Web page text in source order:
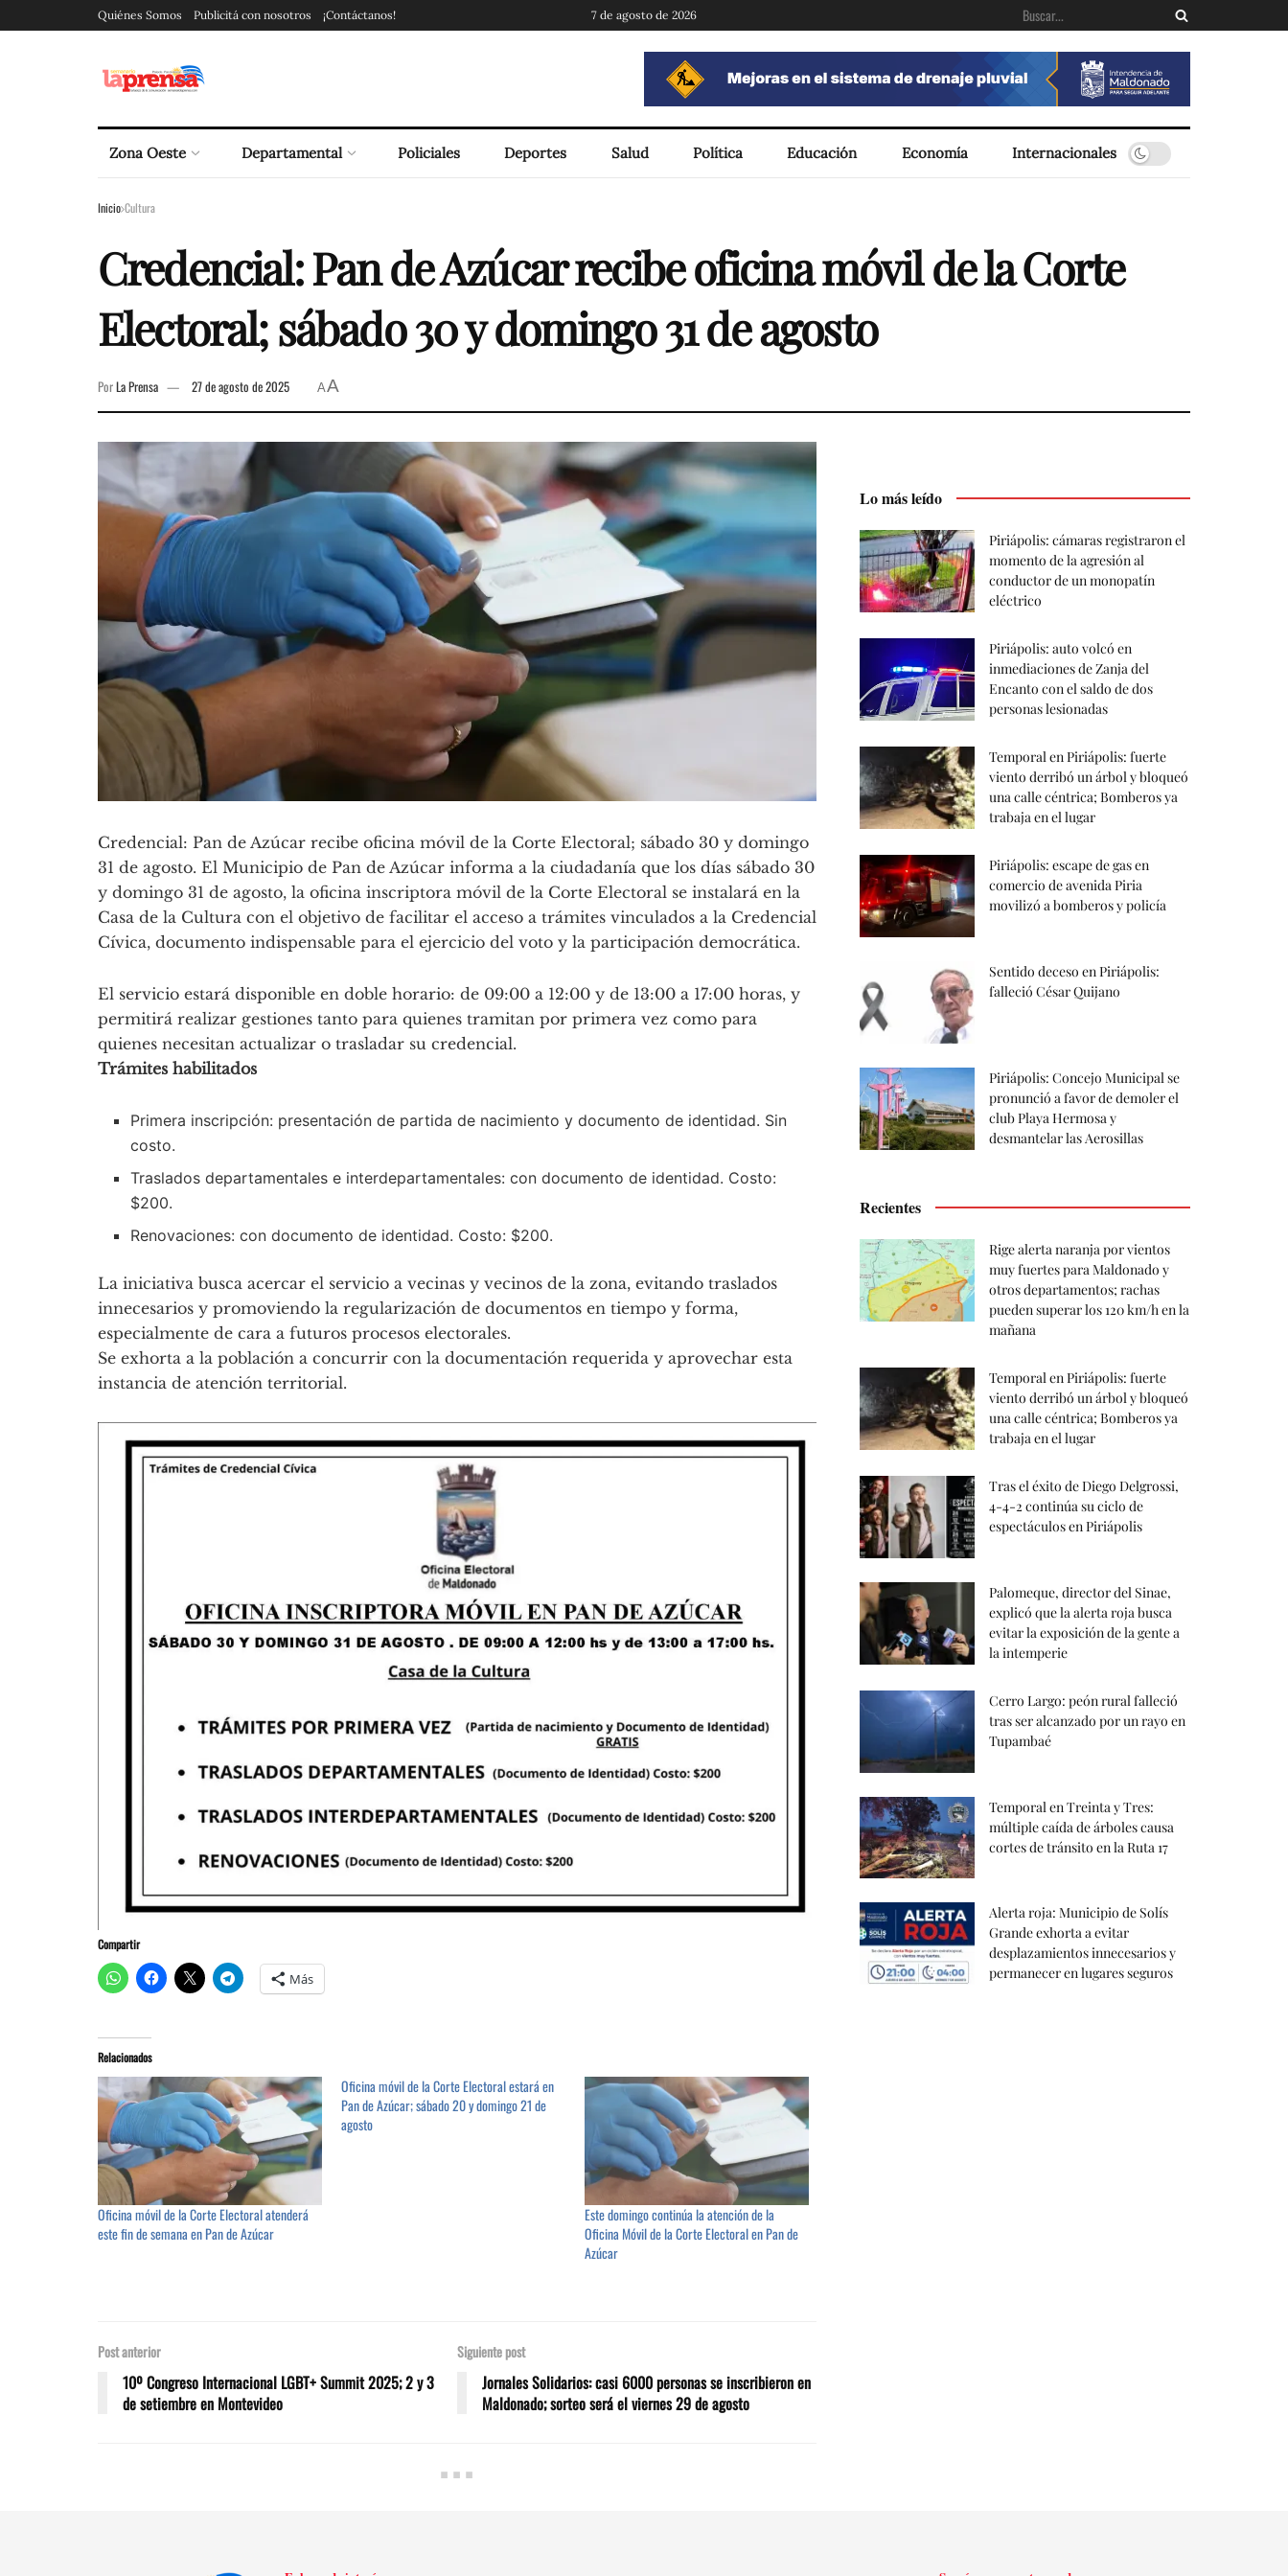
Quiénes Somos Publicitá con nosotros ¡Contáctanos! 7 de agosto de 2026
Zona Oeste Departamental Policiales Deportes Salud Política Educación Economía Internacionales
Inicio Cultura
Credencial: Pan de Azúcar recibe oficina móvil de la Corte
Electoral; sábado 30 y domingo 31 de agosto
PorLa Prensa 27 de agosto de 2025 AA
Credencial: Pan de Azúcar recibe oficina móvil de la Corte Electoral; sábado 30 y domingo
31 de agosto. El Municipio de Pan de Azúcar informa a la ciudadanía que los días sábado 30
y domingo 31 de agosto, la oficina inscriptora móvil de la Corte Electoral se instalará en la
Casa de la Cultura con el objetivo de facilitar el acceso a trámites vinculados a la Credencial
Cívica, documento indispensable para el ejercicio del voto y la participación democrática.
El servicio estará disponible en doble horario: de 09:00 a 12:00 y de 13:00 a 17:00 horas, y
permitirá realizar gestiones tanto para quienes tramitan por primera vez como para
quienes necesitan actualizar o trasladar su credencial.
Trámites habilitados
Primera inscripción: presentación de partida de nacimiento y documento de identidad. Sin
costo.
Traslados departamentales e interdepartamentales: con documento de identidad. Costo:
$200.
Renovaciones: con documento de identidad. Costo: $200.
La iniciativa busca acercar el servicio a vecinas y vecinos de la zona, evitando traslados
innecesarios y promoviendo la regularización de documentos en tiempo y forma,
especialmente de cara a futuros procesos electorales.
Se exhorta a la población a concurrir con la documentación requerida y aprovechar esta
instancia de atención territorial.
Compartir
Más
Relacionados
Oficina móvil de la Corte Electoral atenderá
este fin de semana en Pan de Azúcar
Oficina móvil de la Corte Electoral estará en
Pan de Azúcar; sábado 20 y domingo 21 de
agosto
Este domingo continúa la atención de la
Oficina Móvil de la Corte Electoral en Pan de
Azúcar
Post anterior
10º Congreso Internacional LGBT+ Summit 2025; 2 y 3
de setiembre en Montevideo
Siguiente post
Jornales Solidarios: casi 6000 personas se inscribieron en
Maldonado; sorteo será el viernes 29 de agosto
Lo más leído
Piriápolis: cámaras registraron el
momento de la agresión al
conductor de un monopatín
eléctrico
Piriápolis: auto volcó en
inmediaciones de Zanja del
Encanto con el saldo de dos
personas lesionadas
Temporal en Piriápolis: fuerte
viento derribó un árbol y bloqueó
una calle céntrica; Bomberos ya
trabaja en el lugar
Piriápolis: escape de gas en
comercio de avenida Piria
movilizó a bomberos y policía
Sentido deceso en Piriápolis:
falleció César Quijano
Piriápolis: Concejo Municipal se
pronunció a favor de demoler el
club Playa Hermosa y
desmantelar las Aerosillas
Recientes
Rige alerta naranja por vientos
muy fuertes para Maldonado y
otros departamentos; rachas
pueden superar los 120 km/h en la
mañana
Temporal en Piriápolis: fuerte
viento derribó un árbol y bloqueó
una calle céntrica; Bomberos ya
trabaja en el lugar
Tras el éxito de Diego Delgrossi,
4-4-2 continúa su ciclo de
espectáculos en Piriápolis
Palomeque, director del Sinae,
explicó que la alerta roja busca
evitar la exposición de la gente a
la intemperie
Cerro Largo: peón rural falleció
tras ser alcanzado por un rayo en
Tupambaé
Temporal en Treinta y Tres:
múltiple caída de árboles causa
cortes de tránsito en la Ruta 17
Alerta roja: Municipio de Solís
Grande exhorta a evitar
desplazamientos innecesarios y
permanecer en lugares seguros